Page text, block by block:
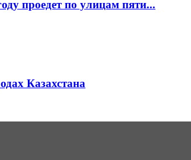
проедет по улицам пяти...
Казахстана